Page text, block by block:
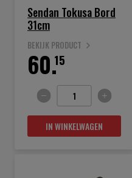
Sendan Tokusa Bord
31cm
BEKIJK PRODUCT
15
60.
IN WINKELWAGEN